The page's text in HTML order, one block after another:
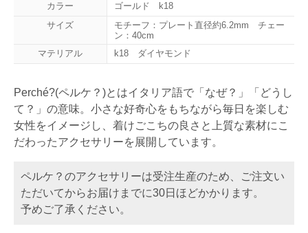
カラー
ゴールド k18
サイズ
モチーフ：プレート直径約6.2mm チェー
ン：40cm
マテリアル
k18 ダイヤモンド
Perché?(ペルケ？)とはイタリア語で「なぜ？」「どうし
て？」の意味。小さな好奇心をもちながら毎日を楽しむ
女性をイメージし、着けごこちの良さと上質な素材にこ
だわったアクセサリーを展開しています。
ペルケ？のアクセサリーは受注生産のため、ご注文い
ただいてからお届けまでに30日ほどかかります。
予めご了承ください。